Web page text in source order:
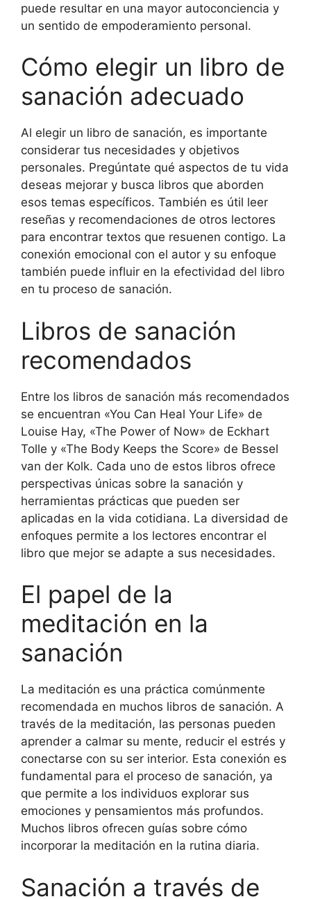
puede resultar en una mayor autoconciencia y
un sentido de empoderamiento personal.
Cómo elegir un libro de
sanación adecuado
Al elegir un libro de sanación, es importante
considerar tus necesidades y objetivos
personales. Pregúntate qué aspectos de tu vida
deseas mejorar y busca libros que aborden
esos temas específicos. También es útil leer
reseñas y recomendaciones de otros lectores
para encontrar textos que resuenen contigo. La
conexión emocional con el autor y su enfoque
también puede influir en la efectividad del libro
en tu proceso de sanación.
Libros de sanación
recomendados
Entre los libros de sanación más recomendados
se encuentran «You Can Heal Your Life» de
Louise Hay, «The Power of Now» de Eckhart
Tolle y «The Body Keeps the Score» de Bessel
van der Kolk. Cada uno de estos libros ofrece
perspectivas únicas sobre la sanación y
herramientas prácticas que pueden ser
aplicadas en la vida cotidiana. La diversidad de
enfoques permite a los lectores encontrar el
libro que mejor se adapte a sus necesidades.
El papel de la
meditación en la
sanación
La meditación es una práctica comúnmente
recomendada en muchos libros de sanación. A
través de la meditación, las personas pueden
aprender a calmar su mente, reducir el estrés y
conectarse con su ser interior. Esta conexión es
fundamental para el proceso de sanación, ya
que permite a los individuos explorar sus
emociones y pensamientos más profundos.
Muchos libros ofrecen guías sobre cómo
incorporar la meditación en la rutina diaria.
Sanación a través de